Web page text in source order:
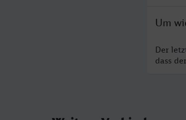
Um
Der
dass